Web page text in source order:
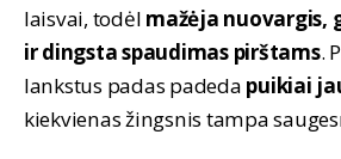
laisvai, todėl mažėja nuovargis,
ir dingsta spaudimas pirštams.
lankstus padas padeda puikiai
kiekvienas žingsnis tampa